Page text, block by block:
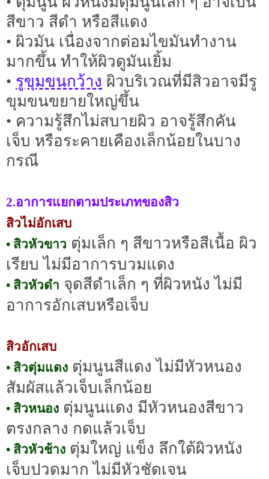
สีขาว สีดำ หรือสีแดง
• ผิวมัน เนื่องจากต่อมไขมันทำงาน
มากขึ้น ทำให้ผิวดูมันเยิ้ม
• รูขุมขนกว้าง ผิวบริเวณที่มีสิวอาจมีรู
ขุมขนขยายใหญ่ขึ้น
• ความรู้สึกไม่สบายผิว อาจรู้สึกคัน
เจ็บ หรือระคายเคืองเล็กน้อยในบาง
กรณี
2.อาการแยกตามประเภทของสิว
สิวไม่อักเสบ
• สิวหัวขาว ตุ่มเล็ก ๆ สีขาวหรือสีเนื้อ ผิว
เรียบ ไม่มีอาการบวมแดง
• สิวหัวดำ จุดสีดำเล็ก ๆ ที่ผิวหนัง ไม่มี
อาการอักเสบหรือเจ็บ
สิวอักเสบ
• สิวตุ่มแดง ตุ่มนูนสีแดง ไม่มีหัวหนอง
สัมผัสแล้วเจ็บเล็กน้อย
• สิวหนอง ตุ่มนูนแดง มีหัวหนองสีขาว
ตรงกลาง กดแล้วเจ็บ
• สิวหัวช้าง ตุ่มใหญ่ แข็ง ลึกใต้ผิวหนัง
เจ็บปวดมาก ไม่มีหัวชัดเจน